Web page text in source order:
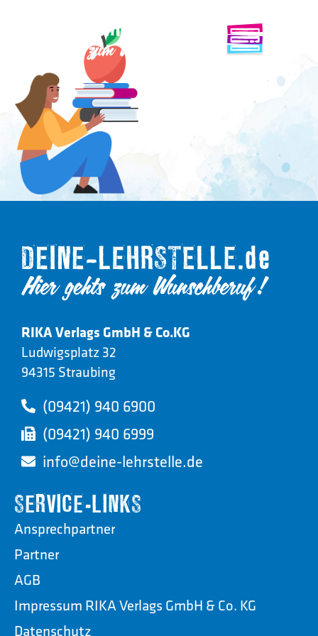
RIKA Verlags GmbH & Co.KG
Ludwigsplatz 32
94315 Straubing
(09421) 940 6900
(09421) 940 6999
info@deine-lehrstelle.de
SERVICE-LINKS
Ansprechpartner
Partner
AGB
Impressum RIKA Verlags GmbH & Co. KG
Datenschutz